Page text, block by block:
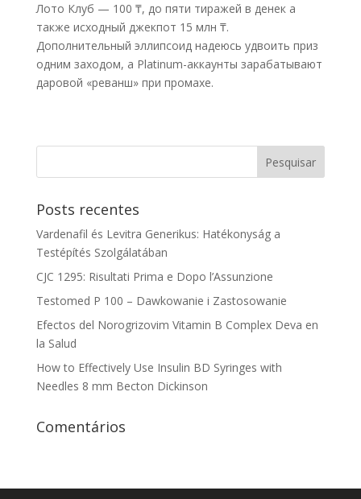
Лото Клуб — 100 ₸, до пяти тиражей в денек а
также исходный джекпот 15 млн ₸.
Дополнительный эллипсоид надеюсь удвоить приз
одним заходом, а Platinum-аккаунты зарабатывают
даровой «реванш» при промахе.
Posts recentes
Vardenafil és Levitra Generikus: Hatékonyság a
Testépítés Szolgálatában
CJC 1295: Risultati Prima e Dopo l’Assunzione
Testomed P 100 – Dawkowanie i Zastosowanie
Efectos del Norogrizovim Vitamin B Complex Deva en
la Salud
How to Effectively Use Insulin BD Syringes with
Needles 8 mm Becton Dickinson
Comentários